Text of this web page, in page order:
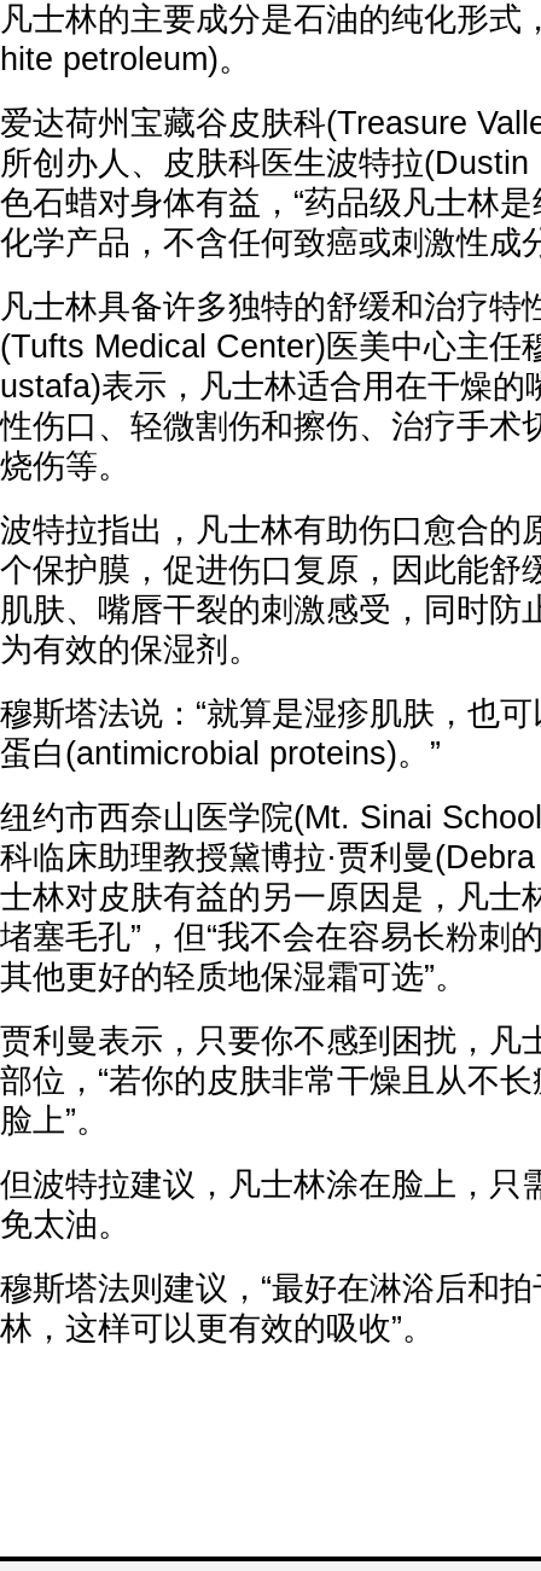
凡士林的主要成分是石油的纯化形式
hite petroleum)。
爱达荷州宝藏谷皮肤科(Treasure
所创办人、皮肤科医生波特拉
色石蜡对身体有益，“药品级凡士林
化学产品，不含任何致癌或刺激性成
凡士林具备许多独特的舒缓和治疗特
(Tufts Medical Center)医美中心主任
ustafa)表示，凡士林适合用在干燥的
性伤口、轻微割伤和擦伤、治疗手术
烧伤等。
波特拉指出，凡士林有助伤口愈合的
个保护膜，促进伤口复原，因此能舒
肌肤、嘴唇干裂的刺激感受，同时防
为有效的保湿剂。
穆斯塔法说：“就算是湿疹肌肤，也
蛋白(antimicrobial proteins)。”
纽约市西奈山医学院(Mt. Sinai
科临床助理教授黛博拉·贾利曼
士林对皮肤有益的另一原因是，凡士
堵塞毛孔”，但“我不会在容易长粉刺
其他更好的轻质地保湿霜可选”。
贾利曼表示，只要你不感到困扰，凡
部位，“若你的皮肤非常干燥且从不
脸上”。
但波特拉建议，凡士林涂在脸上，只
免太油。
穆斯塔法则建议，“最好在淋浴后和
林，这样可以更有效的吸收”。